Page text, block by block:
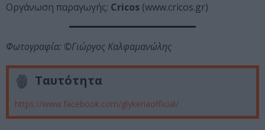
Οργάνωση παραγωγής: Cricos (www.cricos.gr)
Φωτογραφία: ©Γιώργος Καλφαμανώλης
Ταυτότητα
https://www.facebook.com/glykeriaofficial/